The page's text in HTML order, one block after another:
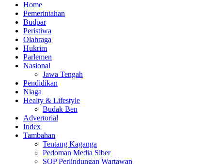
Home
Pemerintahan
Budpar
Peristiwa
Olahraga
Hukrim
Parlemen
Nasional
Jawa Tengah
Pendidikan
Niaga
Healty & Lifestyle
Budak Ben
Advertorial
Index
Tambahan
Tentang Kaganga
Pedoman Media Siber
SOP Perlindungan Wartawan